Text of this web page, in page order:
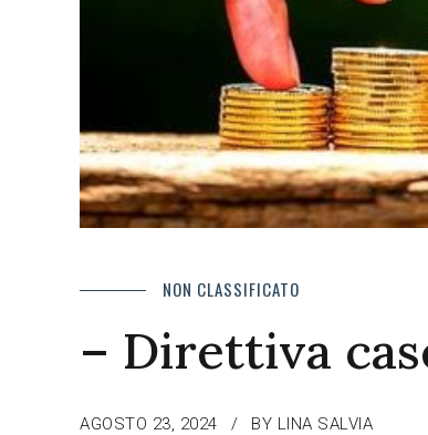
NON CLASSIFICATO
– Direttiva
AGOSTO 23, 2024 BY LINA SALVIA